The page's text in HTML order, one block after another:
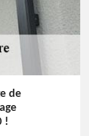
de
!